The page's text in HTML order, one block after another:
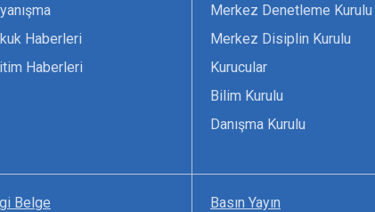
Haberleri
Haberleri
Merkez Denetleme Kurulu
Merkez Disiplin Kurulu
Kurucular
Bilim Kurulu
Danışma Kurulu
Belge
Basın Yayın